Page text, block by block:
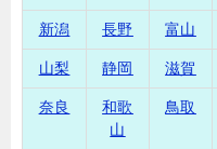
新潟 長野 富山
山梨 静岡 滋賀
奈良
和歌
山
鳥取